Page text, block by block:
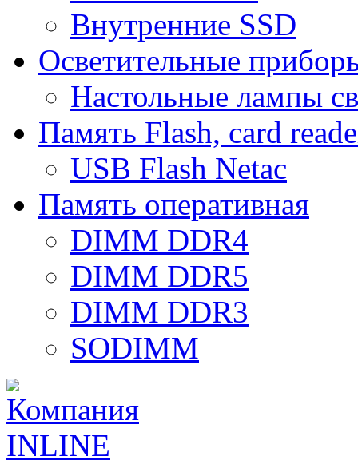
Внутренние SSD
Осветительные
Настольные лампы
Память Flash, card
USB Flash Netac
Память оперативная
DIMM DDR4
DIMM DDR5
DIMM DDR3
SODIMM